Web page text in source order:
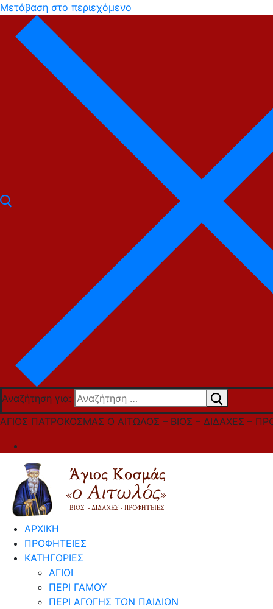
Μετάβαση στο περιεχόμενο
Αναζήτηση για:
ΑΓΙΟΣ ΠΑΤΡΟΚΟΣΜΑΣ Ο ΑΙΤΩΛΟΣ – ΒΙΟΣ – ΔΙΔΑΧΕΣ –
ΑΡΧΙΚΗ
ΠΡΟΦΗΤΕΙΕΣ
ΚΑΤΗΓΟΡΙΕΣ
ΑΓΙΟΙ
ΠΕΡΙ ΓΑΜΟΥ
ΠΕΡΙ ΑΓΩΓΗΣ ΤΩΝ ΠΑΙΔΙΩΝ